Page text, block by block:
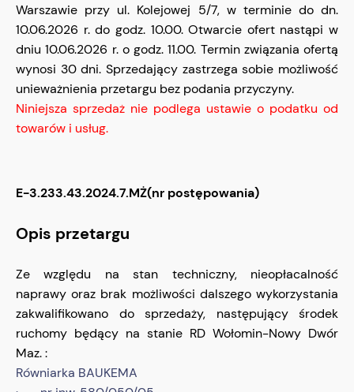
Warszawie przy ul. Kolejowej 5/7, w terminie do dn.
10.06.2026 r. do godz. 10.00. Otwarcie ofert nastąpi w
dniu 10.06.2026 r. o godz. 11.00. Termin związania ofertą
wynosi 30 dni. Sprzedający zastrzega sobie możliwość
unieważnienia przetargu bez podania przyczyny.
Niniejsza sprzedaż nie podlega ustawie o podatku od
towarów i usług.
E-3.233.43.2024.7.MŻ(nr postępowania)
Opis przetargu
Ze względu na stan techniczny, nieopłacalność
naprawy oraz brak możliwości dalszego wykorzystania
zakwalifikowano do sprzedaży, następujący środek
ruchomy będący na stanie RD Wołomin-Nowy Dwór
Maz. :
Równiarka BAUKEMA